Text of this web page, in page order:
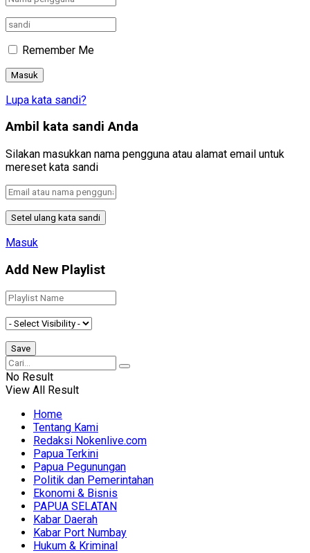
Remember Me
Lupa kata sandi?
Ambil kata sandi Anda
Silakan masukkan nama pengguna atau alamat email untuk
mereset kata sandi
Masuk
Add New Playlist
No Result
View All Result
Home
Tentang Kami
Redaksi Nokenlive.com
Papua Terkini
Papua Pegunungan
Politik dan Pemerintahan
Ekonomi & Bisnis
PAPUA SELATAN
Kabar Daerah
Kabar Port Numbay
Hukum & Kriminal